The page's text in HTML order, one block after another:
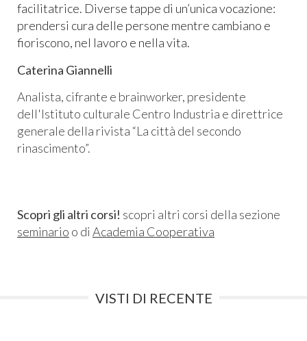
facilitatrice. Diverse tappe di un’unica vocazione:
prendersi cura delle persone mentre cambiano e
fioriscono, nel lavoro e nella vita.
Caterina Giannelli
Analista, cifrante e brainworker, presidente
dell'Istituto culturale Centro Industria e direttrice
generale della rivista “La città del secondo
rinascimento”.
Scopri gli altri corsi! scopri altri corsi della sezione
seminario o di Academia Cooperativa
VISTI DI RECENTE